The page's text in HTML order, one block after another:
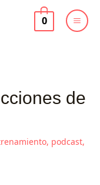
0
de
, podcast,